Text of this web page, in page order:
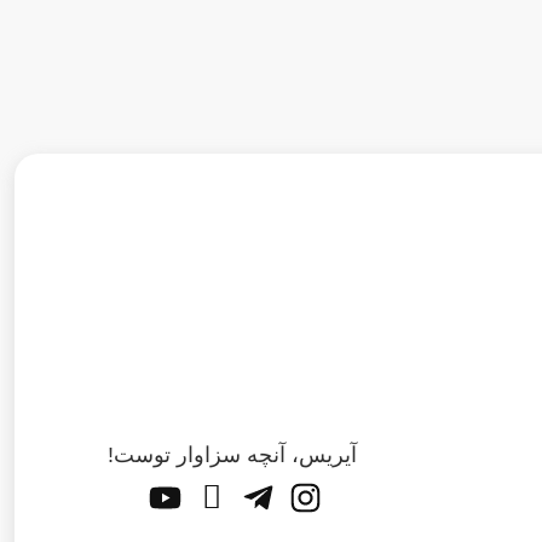
آیریس، آنچه سزاوار توست!